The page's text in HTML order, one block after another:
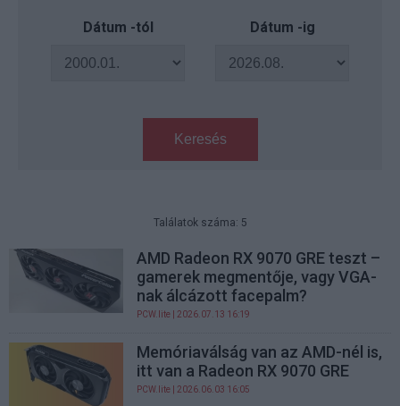
Dátum -tól Dátum -ig
Keresés
Találatok száma: 5
AMD Radeon RX 9070 GRE teszt –
gamerek megmentője, vagy VGA-
nak álcázott facepalm?
PCW.lite | 2026.07.13 16:19
Memóriaválság van az AMD-nél is,
itt van a Radeon RX 9070 GRE
PCW.lite | 2026.06.03 16:05